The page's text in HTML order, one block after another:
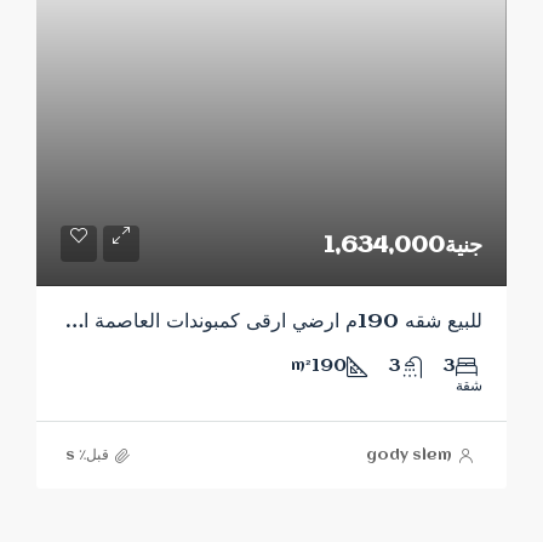
جنية1,634,000
للبيع شقه 190م ارضي ارقى كمبوندات العاصمة الاداريه
3
3
190
m²
شقة
gody slem قبل٪ s